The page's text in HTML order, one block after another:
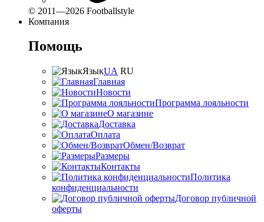
© 2011—2026 Footballstyle
Компания
Помощь
ЯзыкUA RU
Главная
Новости
Программа лояльности
О магазине
Доставка
Оплата
Обмен/Возврат
Размеры
Контакты
Политика
конфиденциальности
Договор публичной
оферты